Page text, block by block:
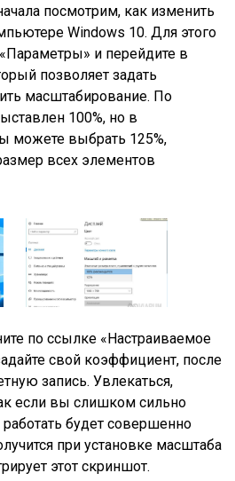
посмотрим, как изменить
Windows 10. Для этого
и перейдите в
позволяет задать
масштабирование. По
100%, но в
выбрать 125%,
всех элементов
по ссылке «Настраиваемое
свой коэффициент, после
запись. Увлекаться,
если вы слишком сильно
будет совершенно
при установке масштаба
этот скриншот.